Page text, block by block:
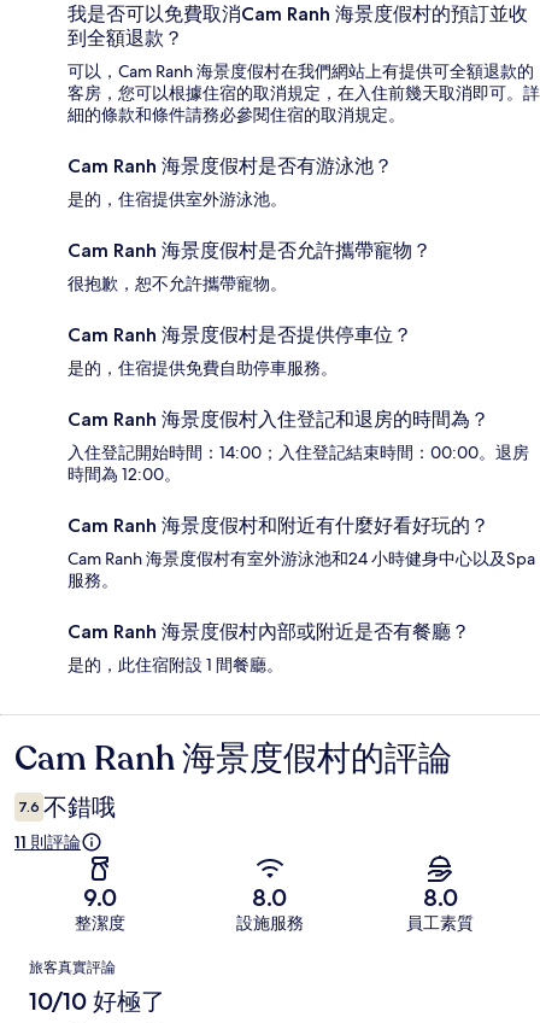
我是否可以免費取消Cam Ranh 海景度假村的預訂並收
到全額退款？
可以，Cam Ranh 海景度假村在我們網站上有提供可全額退款的
客房，您可以根據住宿的取消規定，在入住前幾天取消即可。詳
細的條款和條件請務必參閱住宿的取消規定。
Cam Ranh 海景度假村是否有游泳池？
是的，住宿提供室外游泳池。
Cam Ranh 海景度假村是否允許攜帶寵物？
很抱歉，恕不允許攜帶寵物。
Cam Ranh 海景度假村是否提供停車位？
是的，住宿提供免費自助停車服務。
Cam Ranh 海景度假村入住登記和退房的時間為？
入住登記開始時間：14:00；入住登記結束時間：00:00。退房
時間為 12:00。
Cam Ranh 海景度假村和附近有什麼好看好玩的？
Cam Ranh 海景度假村有室外游泳池和24 小時健身中心以及Spa
服務。
Cam Ranh 海景度假村內部或附近是否有餐廳？
是的，此住宿附設 1 間餐廳。
評
論
Cam Ranh 海景度假村的評論
7.6 不錯哦
11 則評論
9.0
整潔度
8.0
設施服務
8.0
員工素質
評
論
旅客真實評論
10/10 好極了